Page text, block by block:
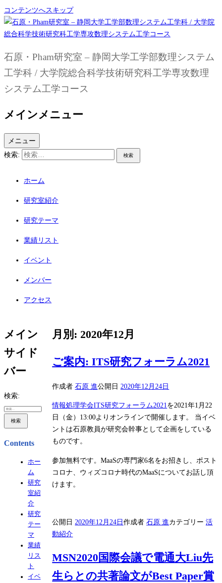
コンテンツへスキップ
石原・Pham研究室 – 静岡大学工学部数理システム
工学科 / 大学院総合科学技術研究科工学専攻数理
システム工学コース
メインメニュー
メニュー
検索:
ホーム
研究室紹介
研究テーマ
業績リスト
イベント
メンバー
アクセス
月別: 2020年12月
ご案内: ITS研究フォーラム2021
作成者石原 進公開日 2020年12月24日
情報処理学会ITS研究フォーラム2021を2021年1月22
日（金）13:00よりオンラインで開催します。 当イベ
ントは石原教員が研究会幹事として企画をしている
ものです。
参加無料です。MaaSの専門家6名をお招きし、ポスト
コロナ、ウィズコロナ時代のMaaSについてお話し頂
けます。
公開日2020年12月24日作成者石原 進カテゴリー活
動紹介
MSN2020国際会議で電通大Liu先
生らとの共著論文がBest Paper賞
メイン
サイド
バー
検索:
Contents
ホー
ム
研究
室紹
介
研究
テー
マ
業績
リス
ト
イベ